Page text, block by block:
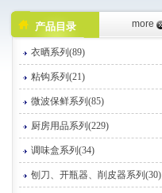
产品目录 more
衣晒系列(89)
粘钩系列(21)
微波保鲜系列(85)
厨房用品系列(229)
调味盒系列(34)
刨刀、开瓶器、削皮器系列(30)